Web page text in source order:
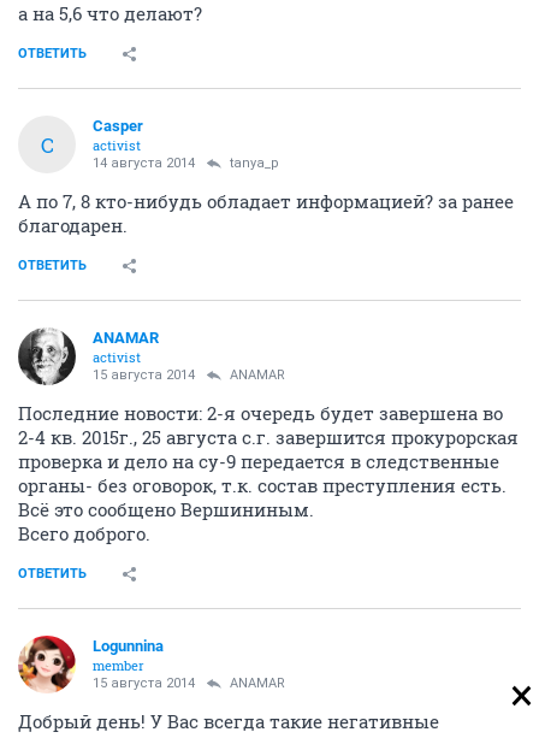
а на 5,6 что делают?
ОТВЕТИТЬ
С
Сasper
activist
14 августа 2014 tanya_p
А по 7, 8 кто-нибудь обладает информацией? за ранее
благодарен.
ОТВЕТИТЬ
ANAMAR
activist
15 августа 2014 ANAMAR
Последние новости: 2-я очередь будет завершена во
2-4 кв. 2015г., 25 августа с.г. завершится прокурорская
проверка и дело на су-9 передается в следственные
органы- без оговорок, т.к. состав преступления есть.
Всё это сообщено Вершининым.
Всего доброго.
ОТВЕТИТЬ
Logunnina
member
15 августа 2014 ANAMAR
Добрый день! У Вас всегда такие негативные